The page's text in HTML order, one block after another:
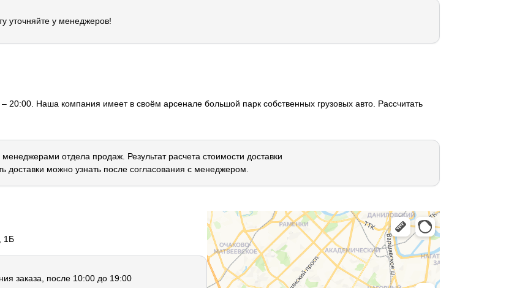
уточняйте у менеджеров!
20:00. Наша компания имеет в своём арсенале большой парк собственных грузовых авто. Рассчитать
отдела продаж. Результат расчета стоимости доставки
доставки можно узнать после согласования с менеджером.
1Б
заказа, после 10:00 до 19:00